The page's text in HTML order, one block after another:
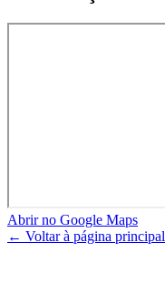
Abrir no Google Maps
← Voltar à página principal